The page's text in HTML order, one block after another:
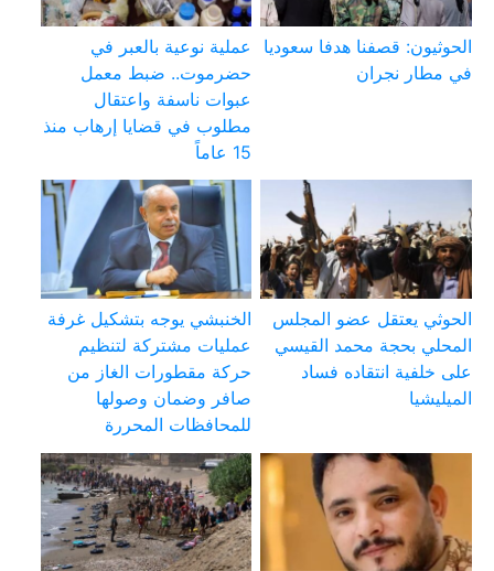
الحوثيون: قصفنا هدفا سعوديا
في مطار نجران
عملية نوعية بالعبر في
حضرموت.. ضبط معمل
عبوات ناسفة واعتقال
مطلوب في قضايا إرهاب منذ
15 عاماً
الحوثي يعتقل عضو المجلس
المحلي بحجة محمد القيسي
على خلفية انتقاده فساد
الميليشيا
الخنبشي يوجه بتشكيل غرفة
عمليات مشتركة لتنظيم
حركة مقطورات الغاز من
صافر وضمان وصولها
للمحافظات المحررة